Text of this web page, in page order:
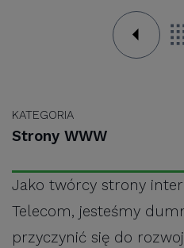
KATEGORIA
Strony WWW
Jako twórcy strony
Telecom, jesteśmy
przyczynić się do